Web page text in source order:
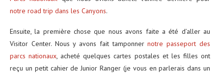
notre road trip dans les Canyons.
Ensuite, la première chose que nous avons faite a été d’aller au
Visitor Center. Nous y avons fait tamponnernotre passeport des
parcs nationaux, acheté quelques cartes postales et les filles ont
reçu un petit cahier de Junior Ranger (je vous en parlerais dans un